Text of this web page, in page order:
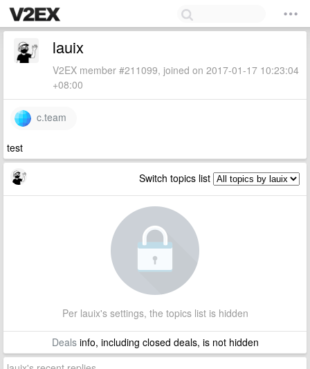
lauix
V2EX member #211099, joined on 2017-01-17 10:23:04
+08:00
c.team
test
Switch topics list
Per lauix's settings, the topics list is hidden
Dealsinfo, including closed deals, is not hidden